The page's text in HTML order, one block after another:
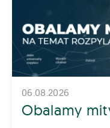
06.08.2026
Obalamy